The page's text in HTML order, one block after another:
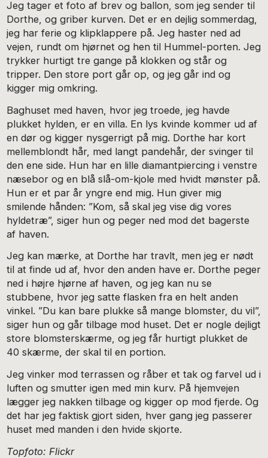
Jeg tager et foto af brev og ballon, som jeg sender til
Dorthe, og griber kurven. Det er en dejlig sommerdag,
jeg har ferie og klipklappere på. Jeg haster ned ad
vejen, rundt om hjørnet og hen til Hummel-porten. Jeg
trykker hurtigt tre gange på klokken og står og
tripper. Den store port går op, og jeg går ind og
kigger mig omkring.
Baghuset med haven, hvor jeg troede, jeg havde
plukket hylden, er en villa. En lys kvinde kommer ud af
en dør og kigger nysgerrigt på mig. Dorthe har kort
mellemblondt hår, med langt pandehår, der svinger til
den ene side. Hun har en lille diamantpiercing i venstre
næsebor og en blå slå-om-kjole med hvidt mønster på.
Hun er et par år yngre end mig. Hun giver mig
smilende hånden: ”Kom, så skal jeg vise dig vores
hyldetræ”, siger hun og peger ned mod det bagerste
af haven.
Jeg kan mærke, at Dorthe har travlt, men jeg er nødt
til at finde ud af, hvor den anden have er. Dorthe peger
ned i højre hjørne af haven, og jeg kan nu se
stubbene, hvor jeg satte flasken fra en helt anden
vinkel. ”Du kan bare plukke så mange blomster, du vil”,
siger hun og går tilbage mod huset. Det er nogle dejligt
store blomsterskærme, og jeg får hurtigt plukket de
40 skærme, der skal til en portion.
Jeg vinker mod terrassen og råber et tak og farvel ud i
luften og smutter igen med min kurv. På hjemvejen
lægger jeg nakken tilbage og kigger op mod fjerde. Og
det har jeg faktisk gjort siden, hver gang jeg passerer
huset med manden i den hvide skjorte.
Topfoto: Flickr